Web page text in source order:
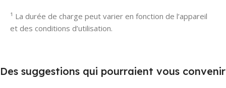
¹ La durée de charge peut varier en fonction de l’appareil
et des conditions d’utilisation.
Des suggestions qui pourraient vous convenir